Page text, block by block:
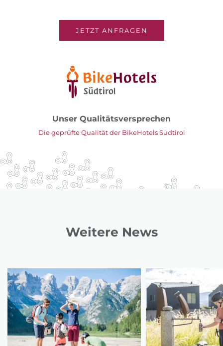
JETZT ANFRAGEN
Unser Qualitätsversprechen
Die geprüfte Qualität der BikeHotels Südtirol
Weitere News